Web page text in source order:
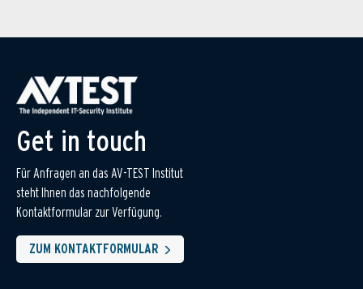
Get in touch
Für Anfragen an das AV-TEST Institut
steht Ihnen das nachfolgende
Kontaktformular zur Verfügung.
ZUM KONTAKTFORMULAR